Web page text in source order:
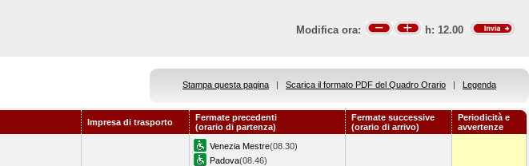
Modifica ora: h: 12.00
Stampa questa pagina | Scarica il formato PDF del Quadro Orario | Legenda
Impresa di trasporto
Fermate precedenti
(orario di partenza)
Fermate successive
(orario di arrivo)
Periodicità e
avvertenze
Venezia Mestre(08.30)
Padova(08.46)